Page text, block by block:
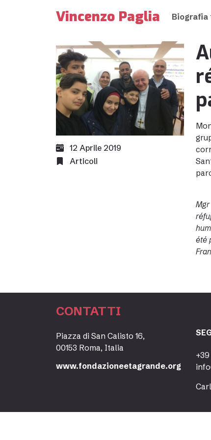
Vincenzo Paglia Biografia
12 Aprile 2019
Articoli
été
CONTATTI
Piazza di San Calisto 16,
00153 Roma, Italia
www.fondazioneetagrande.org